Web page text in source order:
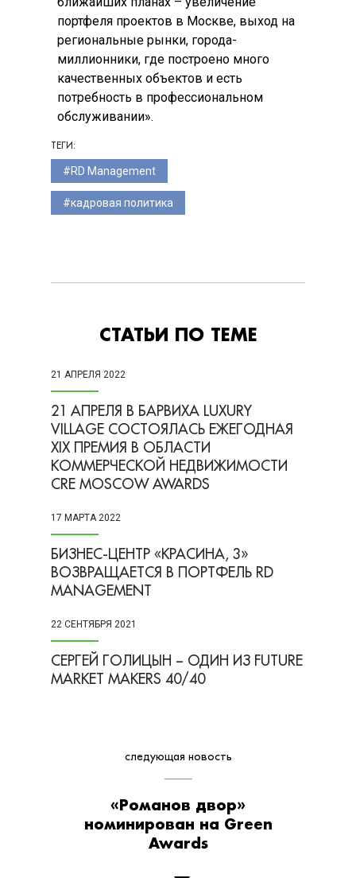
портфеля проектов в Москве, выход на
региональные рынки, города-
миллионники, где построено много
качественных объектов и есть
потребность в профессиональном
обслуживании».
ТЕГИ:
RD Management
кадровая политика
СТАТЬИ ПО ТЕМЕ
21 АПРЕЛЯ 2022
21 АПРЕЛЯ В БАРВИХА LUXURY
VILLAGE СОСТОЯЛАСЬ ЕЖЕГОДНАЯ
XIX ПРЕМИЯ В ОБЛАСТИ
КОММЕРЧЕСКОЙ НЕДВИЖИМОСТИ
CRE MOSCOW AWARDS
17 МАРТА 2022
БИЗНЕС-ЦЕНТР «КРАСИНА, 3»
ВОЗВРАЩАЕТСЯ В ПОРТФЕЛЬ RD
MANAGEMENT
22 СЕНТЯБРЯ 2021
СЕРГЕЙ ГОЛИЦЫН – ОДИН ИЗ FUTURE
MARKET MAKERS 40/40
следующая новость
«Романов двор»
номинирован на Green
Awards